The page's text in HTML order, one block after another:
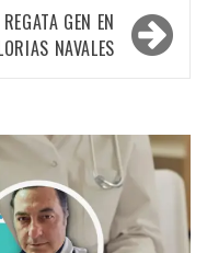
GEN EN
NAVALES